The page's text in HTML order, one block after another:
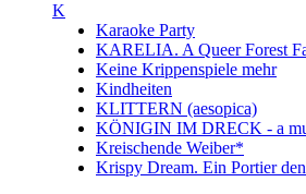
K
Karaoke Party
KARELIA. A Queer Forest
Keine Krippenspiele mehr
Kindheiten
KLITTERN (aesopica)
KÖNIGIN IM DRECK - a
Kreischende Weiber*
Krispy Dream. Ein Portier